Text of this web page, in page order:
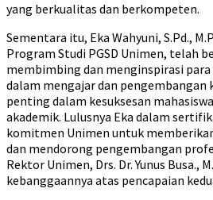
yang berkualitas dan berkompeten.
Sementara itu, Eka Wahyuni, S.Pd.,
Program Studi PGSD Unimen, telah
membimbing dan menginspirasi
dalam mengajar dan
penting dalam kesuksesan
akademik. Lulusnya Eka dalam
komitmen Unimen untuk
dan mendorong pengembangan
Rektor Unimen, Drs. Dr. Yunus Busa.,
kebanggaannya atas pencapaian